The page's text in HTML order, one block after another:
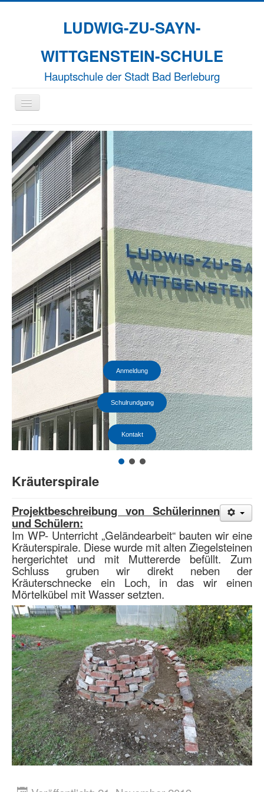
LUDWIG-ZU-SAYN-
WITTGENSTEIN-SCHULE
Hauptschule der Stadt Bad Berleburg
Navigation
an/aus
Aktuelles
Unsere Schule
Naturparkschule
Erasmus+
EFFORT-A
Termine
Anmeldung
Schulrundgang
Kontakt
Kräuterspirale
Projektbeschreibung von Schülerinnen
und Schülern:
Im WP- Unterricht „Geländearbeit“ bauten wir eine
Kräuterspirale. Diese wurde mit alten Ziegelsteinen
hergerichtet und mit Muttererde befüllt. Zum
Schluss gruben wir direkt neben der
Kräuterschnecke ein Loch, in das wir einen
Mörtelkübel mit Wasser setzten.